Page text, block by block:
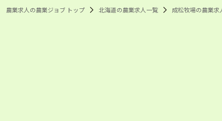
農業求人の農業ジョブ トップ 北海道の農業求人一覧 成松牧場の農業求